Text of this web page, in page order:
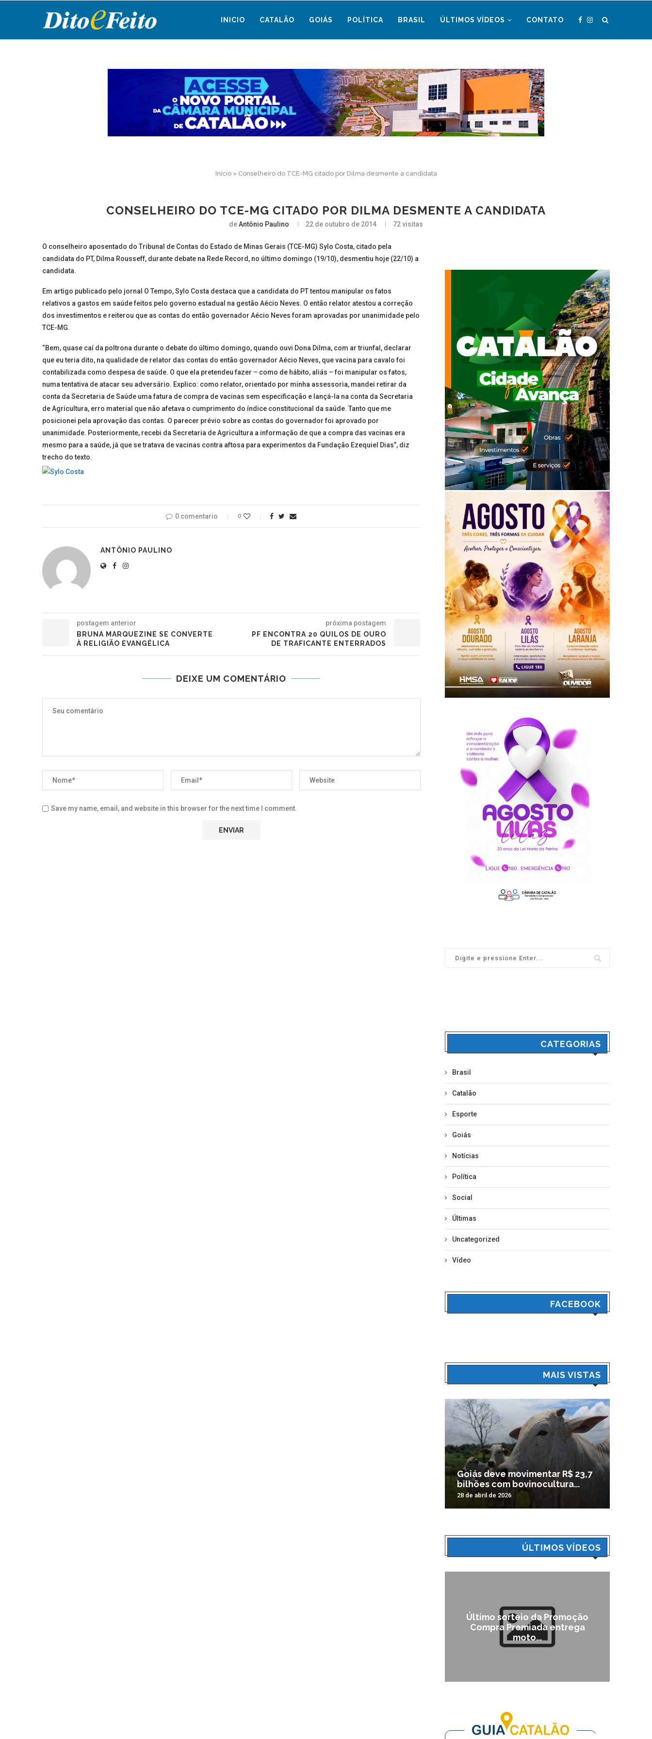
INICIO CATALÃO GOIÁS POLÍTICA BRASIL ÚLTIMOS VÍDEOS CONTATO
Início» Conselheiro do TCE-MG citado por Dilma desmente a candidata
CONSELHEIRO DO TCE-MG CITADO POR DILMA DESMENTE A CANDIDATA
deAntônio Paulino 22 de outubro de 2014 72visitas
O conselheiro aposentado do Tribunal de Contas do Estado de Minas Gerais (TCE-MG) Sylo Costa, citado pela
candidata do PT, Dilma Rousseff, durante debate na Rede Record, no último domingo (19/10), desmentiu hoje (22/10) a
candidata.
Em artigo publicado pelo jornal O Tempo, Sylo Costa destaca que a candidata do PT tentou manipular os fatos
relativos a gastos em saúde feitos pelo governo estadual na gestão Aécio Neves. O então relator atestou a correção
dos investimentos e reiterou que as contas do então governador Aécio Neves foram aprovadas por unanimidade pelo
TCE-MG.
“Bem, quase caí da poltrona durante o debate do último domingo, quando ouvi Dona Dilma, com ar triunfal, declarar
que eu teria dito, na qualidade de relator das contas do então governador Aécio Neves, que vacina para cavalo foi
contabilizada como despesa de saúde. O que ela pretendeu fazer – como de hábito, aliás – foi manipular os fatos,
numa tentativa de atacar seu adversário. Explico: como relator, orientado por minha assessoria, mandei retirar da
conta da Secretaria de Saúde uma fatura de compra de vacinas sem especificação e lançá-la na conta da Secretaria
de Agricultura, erro material que não afetava o cumprimento do índice constitucional da saúde. Tanto que me
posicionei pela aprovação das contas. O parecer prévio sobre as contas do governador foi aprovado por
unanimidade. Posteriormente, recebi da Secretaria de Agricultura a informação de que a compra das vacinas era
mesmo para a saúde, já que se tratava de vacinas contra aftosa para experimentos da Fundação Ezequiel Dias”, diz
trecho do texto.
0 comentario 0
ANTÔNIO PAULINO
postagem anterior
BRUNA MARQUEZINE SE CONVERTE
À RELIGIÃO EVANGÉLICA
próxima postagem
PF ENCONTRA 20 QUILOS DE OURO
DE TRAFICANTE ENTERRADOS
DEIXE UM COMENTÁRIO
Save my name, email, and website in this browser for the next time I comment.
CATEGORIAS
Brasil
Catalão
Esporte
Goiás
Notícias
Política
Social
Últimas
Uncategorized
Vídeo
FACEBOOK
MAIS VISTAS
Goiás deve movimentar R$ 23,7
bilhões com bovinocultura...
28 de abril de 2026
ÚLTIMOS VÍDEOS
Último sorteio da Promoção
Compra Premiada entrega
moto...